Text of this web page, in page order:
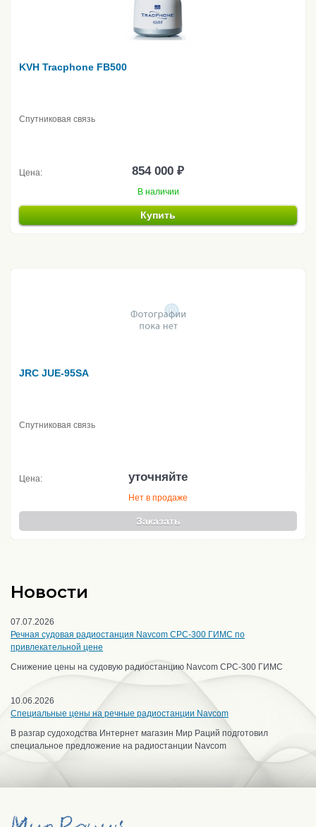
KVH Tracphone FB500
Спутниковая связь
Цена: 854 000 ₽
В наличии
Купить
JRC JUE-95SA
Спутниковая связь
Цена: уточняйте
Нет в продаже
Заказать
Новости
07.07.2026
Речная судовая радиостанция Navcom CPC-300 ГИМС по
привлекательной цене
Снижение цены на судовую радиостанцию Navcom CPC-300 ГИМС
10.06.2026
Специальные цены на речные радиостанции Navcom
В разгар судоходства Интернет магазин Мир Раций подготовил
специальное предложение на радиостанции Navcom